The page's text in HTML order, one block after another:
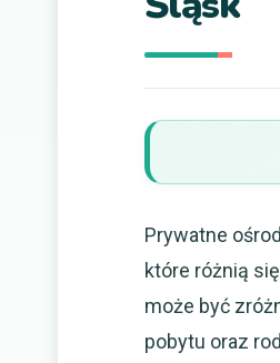
Prywatne
które różnią
może być
pobytu oraz